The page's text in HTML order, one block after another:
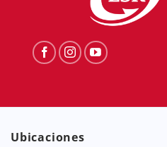
Ubicaciones